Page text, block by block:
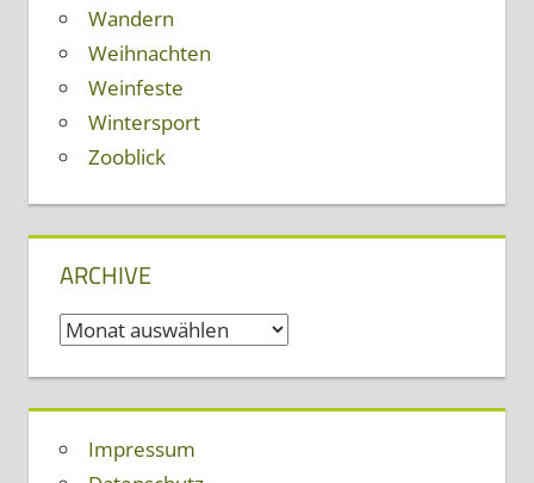
Wandern
Weihnachten
Weinfeste
Wintersport
Zooblick
ARCHIVE
Archive
Impressum